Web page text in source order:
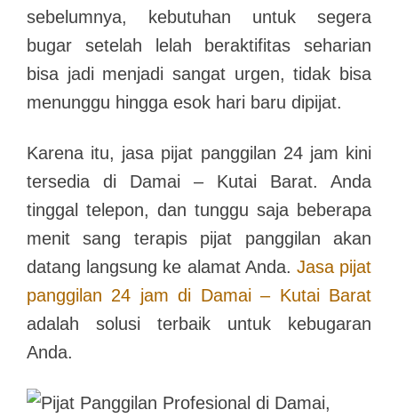
sebelumnya, kebutuhan untuk segera
bugar setelah lelah beraktifitas seharian
bisa jadi menjadi sangat urgen, tidak bisa
menunggu hingga esok hari baru dipijat.
Karena itu, jasa pijat panggilan 24 jam kini
tersedia di Damai – Kutai Barat. Anda
tinggal telepon, dan tunggu saja beberapa
menit sang terapis pijat panggilan akan
datang langsung ke alamat Anda. Jasa pijat
panggilan 24 jam di Damai – Kutai Barat
adalah solusi terbaik untuk kebugaran
Anda.